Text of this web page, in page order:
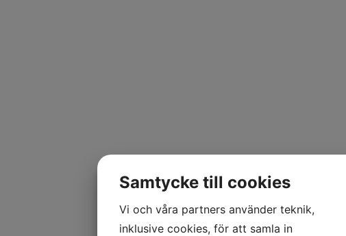
Samtycke till cookies
Vi och våra partners använder teknik,
inklusive cookies, för att samla in